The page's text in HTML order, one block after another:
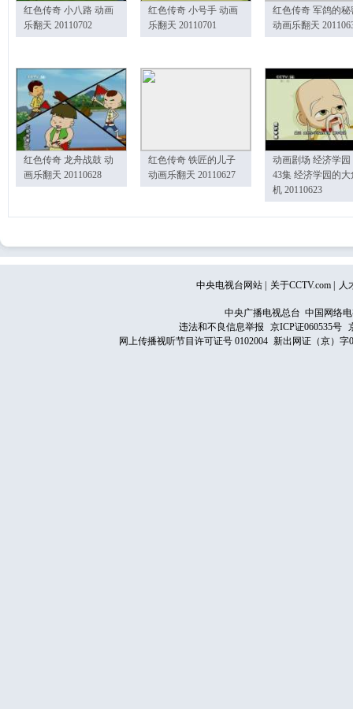
红色传奇 小八路 动画
乐翻天 20110702
红色传奇 小号手 动画
乐翻天 20110701
红色传奇 军鸽的秘
动画乐翻天
红色传奇 龙舟战鼓 动
画乐翻天 20110628
红色传奇 铁匠的儿子
动画乐翻天 20110627
动画剧场 经济学园
43集 经济学园的大
机 20110623
中央电视台网站 关于CCTV.com 人
中央广播电视总台 中国网络
违法和不良信息举报
京ICP证060535号
网上传播视听节目许可证号 0102004 新出网证（京）